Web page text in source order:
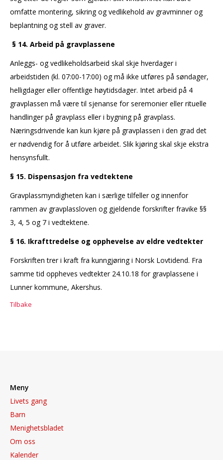
omfatte montering, sikring og vedlikehold av gravminner og
beplantning og stell av graver.
§ 14. Arbeid på gravplassene
Anleggs- og vedlikeholdsarbeid skal skje hverdager i
arbeidstiden (kl. 07:00-17:00) og må ikke utføres på søndager,
helligdager eller offentlige høytidsdager. Intet arbeid på 4
gravplassen må være til sjenanse for seremonier eller rituelle
handlinger på gravplass eller i bygning på gravplass.
Næringsdrivende kan kun kjøre på gravplassen i den grad det
er nødvendig for å utføre arbeidet. Slik kjøring skal skje ekstra
hensynsfullt.
§ 15. Dispensasjon fra vedtektene
Gravplassmyndigheten kan i særlige tilfeller og innenfor
rammen av gravplassloven og gjeldende forskrifter fravike §§
3, 4, 5 og 7 i vedtektene.
§ 16. Ikrafttredelse og opphevelse av eldre vedtekter
Forskriften trer i kraft fra kunngjøring i Norsk Lovtidend. Fra
samme tid oppheves vedtekter 24.10.18 for gravplassene i
Lunner kommune, Akershus.
Tilbake
Meny
Livets gang
Barn
Menighetsbladet
Om oss
Kalender